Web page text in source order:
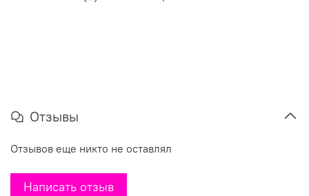
Отзывы
Отзывов еще никто не оставлял
Написать отзыв